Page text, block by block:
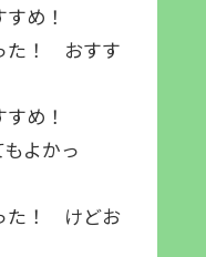
め！
！ おすす
！
かっ
けどお